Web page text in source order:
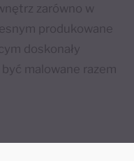
zarówno w
produkowane
doskonały
malowane razem